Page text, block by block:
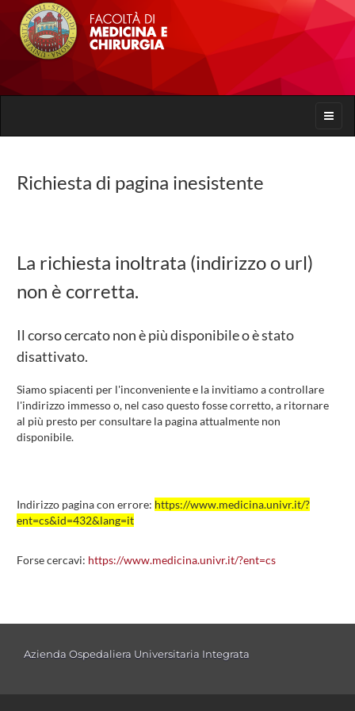
Toggle
Richiesta di pagina inesistente
La richiesta inoltrata (indirizzo o url)
non è corretta.
Il corso cercato non è più disponibile o è stato
disattivato.
Siamo spiacenti per l'inconveniente e la invitiamo a controllare
l'indirizzo immesso o, nel caso questo fosse corretto, a ritornare
al più presto per consultare la pagina attualmente non
disponibile.
Indirizzo pagina con errore: https://www.medicina.univr.it/?
ent=cs&id=432&lang=it
Forse cercavi: https://www.medicina.univr.it/?ent=cs
Azienda Ospedaliera Universitaria Integrata